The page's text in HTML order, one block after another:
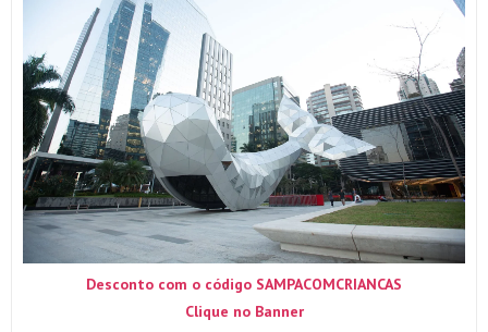
Desconto com o código SAMPACOMCRIANCAS
Clique no Banner